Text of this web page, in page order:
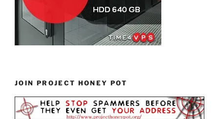
JOIN PROJECT HONEY POT